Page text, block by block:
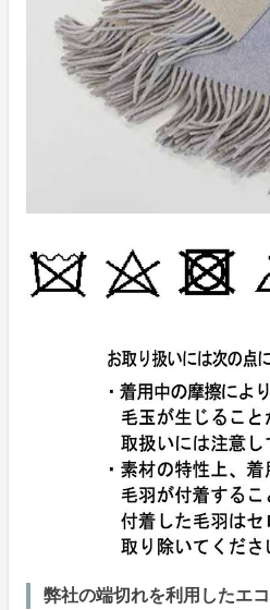
弊社の端切れを利用したエコ